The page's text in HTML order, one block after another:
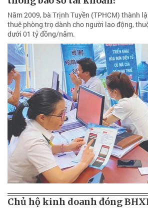
Năm 2009, bà Trịnh Tuyền (TPHCM) thành
thuê phòng trọ dành cho người lao động,
dưới 01 tỷ đồng/năm.
Chủ hộ kinh doanh đóng